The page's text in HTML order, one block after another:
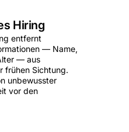
Hiring
entfernt
— Name,
— aus
frühen Sichtung.
unbewusster
vor den